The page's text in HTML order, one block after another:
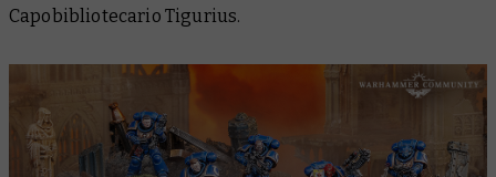
Capobibliotecario Tigurius.